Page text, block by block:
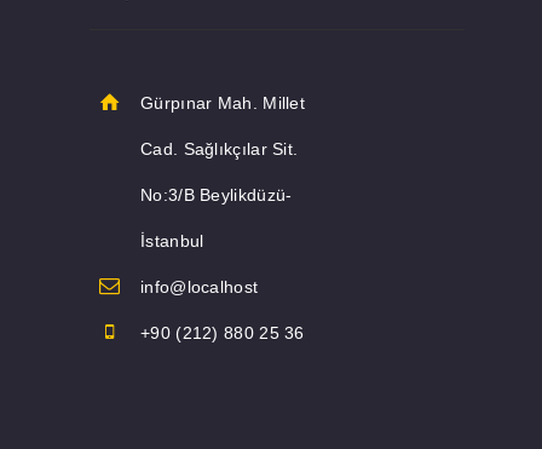
Gürpınar Mah. Millet
Cad. Sağlıkçılar Sit.
No:3/B Beylikdüzü-
İstanbul
info@localhost
+90 (212) 880 25 36